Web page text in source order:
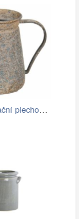
Šedý dekorační plechový džbánek s…